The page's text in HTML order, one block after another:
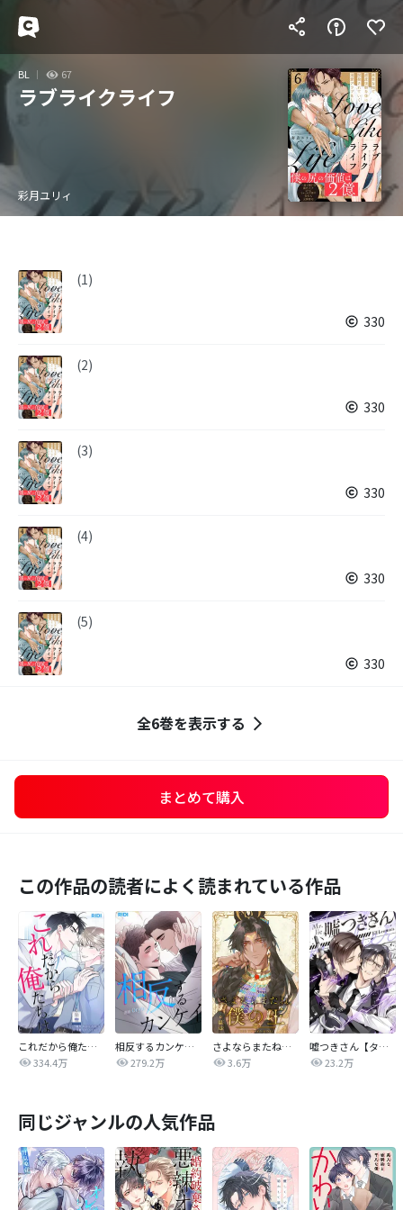
BL 67
ラブライクライフ
彩月ユリィ
(1)
330
(2)
330
(3)
330
(4)
330
(5)
330
全6巻を表示する
まとめて購入
この作品の読者によく読まれている作品
これだから俺たちは
334.4万
相反するカンケイ【改訂版】
279.2万
さよならまたね、僕の王【タテヨミ】
3.6万
嘘つきさん【タテヨミ】
23.2万
同じジャンルの人気作品